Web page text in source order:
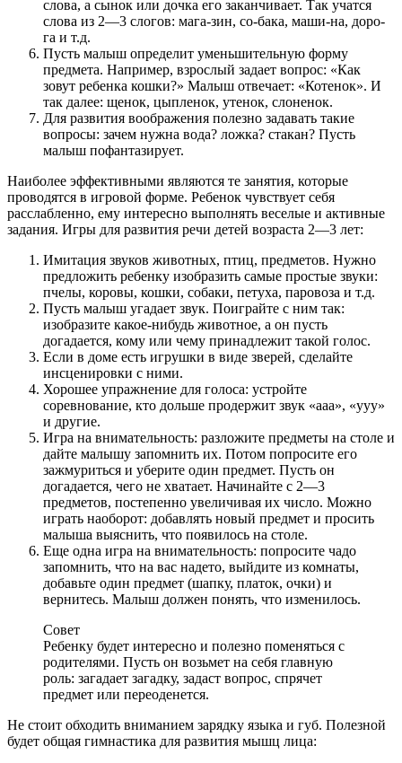
слова, а сынок или дочка его заканчивает. Так учатся
слова из 2—3 слогов: мага-зин, со-бака, маши-на, доро-
га и т.д.
Пусть малыш определит уменьшительную форму
предмета. Например, взрослый задает вопрос: «Как
зовут ребенка кошки?» Малыш отвечает: «Котенок». И
так далее: щенок, цыпленок, утенок, слоненок.
Для развития воображения полезно задавать такие
вопросы: зачем нужна вода? ложка? стакан? Пусть
малыш пофантазирует.
Наиболее эффективными являются те занятия, которые
проводятся в игровой форме. Ребенок чувствует себя
расслабленно, ему интересно выполнять веселые и активные
задания. Игры для развития речи детей возраста 2—3 лет:
Имитация звуков животных, птиц, предметов. Нужно
предложить ребенку изобразить самые простые звуки:
пчелы, коровы, кошки, собаки, петуха, паровоза и т.д.
Пусть малыш угадает звук. Поиграйте с ним так:
изобразите какое-нибудь животное, а он пусть
догадается, кому или чему принадлежит такой голос.
Если в доме есть игрушки в виде зверей, сделайте
инсценировки с ними.
Хорошее упражнение для голоса: устройте
соревнование, кто дольше продержит звук «ааа», «ууу»
и другие.
Игра на внимательность: разложите предметы на столе и
дайте малышу запомнить их. Потом попросите его
зажмуриться и уберите один предмет. Пусть он
догадается, чего не хватает. Начинайте с 2—3
предметов, постепенно увеличивая их число. Можно
играть наоборот: добавлять новый предмет и просить
малыша выяснить, что появилось на столе.
Еще одна игра на внимательность: попросите чадо
запомнить, что на вас надето, выйдите из комнаты,
добавьте один предмет (шапку, платок, очки) и
вернитесь. Малыш должен понять, что изменилось.
Совет
Ребенку будет интересно и полезно поменяться с
родителями. Пусть он возьмет на себя главную
роль: загадает загадку, задаст вопрос, спрячет
предмет или переоденется.
Не стоит обходить вниманием зарядку языка и губ. Полезной
будет общая гимнастика для развития мышц лица: